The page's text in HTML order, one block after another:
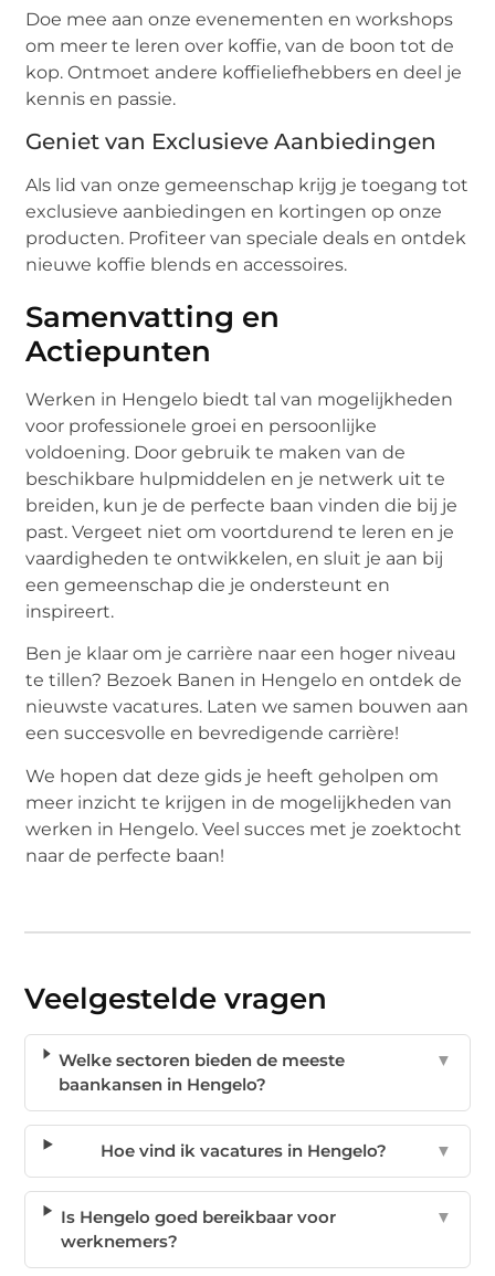
Doe mee aan onze evenementen en workshops
om meer te leren over koffie, van de boon tot de
kop. Ontmoet andere koffieliefhebbers en deel je
kennis en passie.
Geniet van Exclusieve Aanbiedingen
Als lid van onze gemeenschap krijg je toegang tot
exclusieve aanbiedingen en kortingen op onze
producten. Profiteer van speciale deals en ontdek
nieuwe koffie blends en accessoires.
Samenvatting en
Actiepunten
Werken in Hengelo biedt tal van mogelijkheden
voor professionele groei en persoonlijke
voldoening. Door gebruik te maken van de
beschikbare hulpmiddelen en je netwerk uit te
breiden, kun je de perfecte baan vinden die bij je
past. Vergeet niet om voortdurend te leren en je
vaardigheden te ontwikkelen, en sluit je aan bij
een gemeenschap die je ondersteunt en
inspireert.
Ben je klaar om je carrière naar een hoger niveau
te tillen? Bezoek Banen in Hengelo en ontdek de
nieuwste vacatures. Laten we samen bouwen aan
een succesvolle en bevredigende carrière!
We hopen dat deze gids je heeft geholpen om
meer inzicht te krijgen in de mogelijkheden van
werken in Hengelo. Veel succes met je zoektocht
naar de perfecte baan!
Veelgestelde vragen
Welke sectoren bieden de meeste
baankansen in Hengelo?
▼
Hoe vind ik vacatures in Hengelo? ▼
Is Hengelo goed bereikbaar voor
werknemers?
▼